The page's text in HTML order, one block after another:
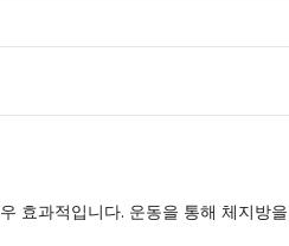
효과적입니다. 운동을 통해 체지방을